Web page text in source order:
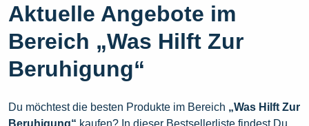
Aktuelle Angebote im
Bereich „Was Hilft Zur
Beruhigung“
Du möchtest die besten Produkte im Bereich „Was Hilft Zur
Beruhigung“ kaufen? In dieser Bestsellerliste findest Du